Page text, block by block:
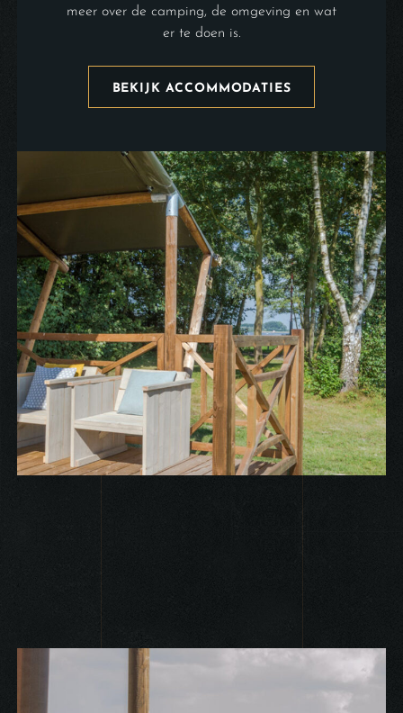
meer over de camping, de omgeving en wat
er te doen is.
BEKIJK ACCOMMODATIES